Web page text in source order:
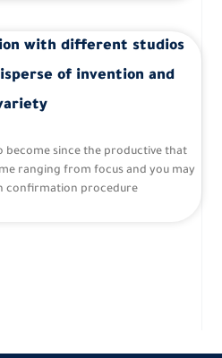
with different studios
of invention and
become since the productive that
ranging from focus and you may
confirmation procedure